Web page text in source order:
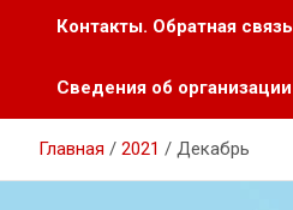
Контакты. Обратная связь
Сведения об
Главная 2021 Декабрь